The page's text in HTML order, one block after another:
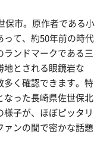
保市。原作者である小
って、約50年前の時代
ランドマークである三
地とされる眼鏡岩な
多く確認できます。特
なった長崎県佐世保北
子が、ほぼピッタリ
ァンの間で密かな話題